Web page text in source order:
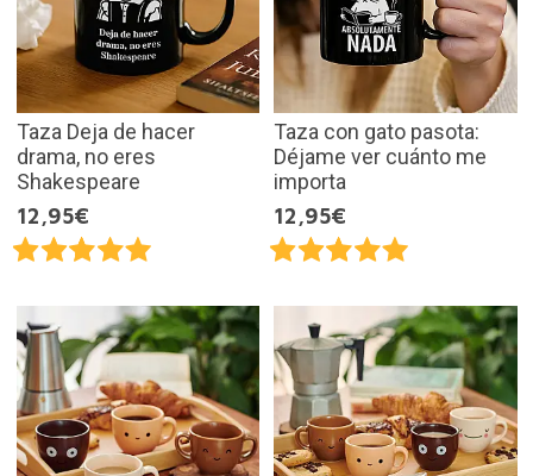
Taza Deja de hacer
drama, no eres
Shakespeare
12,95€
Taza con gato pasota:
Déjame ver cuánto me
importa
12,95€